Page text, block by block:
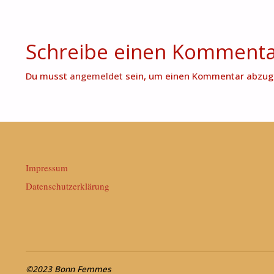
Schreibe einen
Du musst angemeldet sein, um einen Kommentar
Impressum
Datenschutzerklärung
©2023 Bonn Femmes